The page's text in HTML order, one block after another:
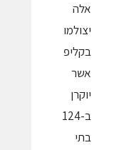
אלה
יצולמו
בקליפ
אשר
יוקרן
ב-124
בתי